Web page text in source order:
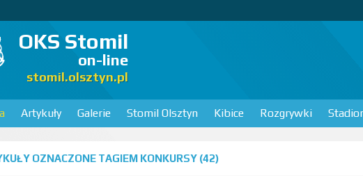
OKS Stomil
on-line
stomil.olsztyn.pl
Artykuły Galerie Stomil Olsztyn Kibice Rozgrywki
OZNACZONE TAGIEM KONKURSY (42)